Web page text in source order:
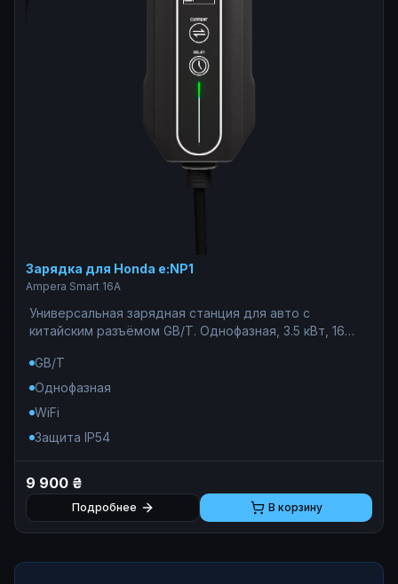
Зарядка для Honda e:NP1
Ampera Smart 16A
Универсальная зарядная станция для авто с
китайским разъёмом GB/T. Однофазная, 3.5 кВт, 16
ограниченной мощностью. Подходит для дач и
гаражей со слабой проводкой. WiFi-управление и
GB/T
Однофазная
WiFi
Защита IP54
9 900 ₴
Подробнее В корзину